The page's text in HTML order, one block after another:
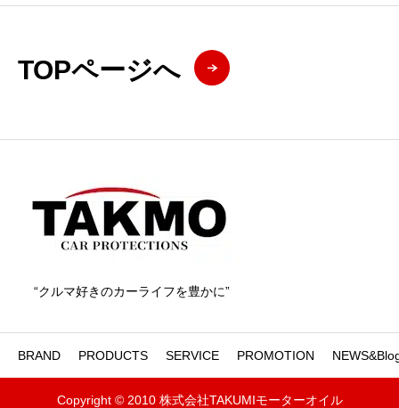
TOPページへ
“クルマ好きのカーライフを豊かに”
BRAND PRODUCTS SERVICE PROMOTION
Copyright © 2010 株式会社TAKUMIモーターオイル